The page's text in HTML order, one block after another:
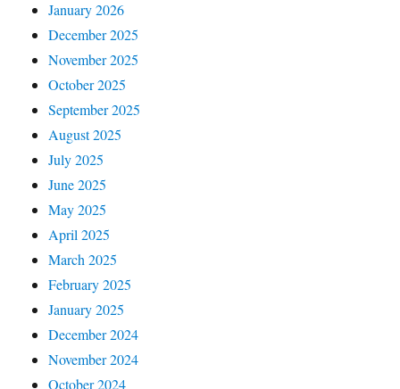
January 2026
December 2025
November 2025
October 2025
September 2025
August 2025
July 2025
June 2025
May 2025
April 2025
March 2025
February 2025
January 2025
December 2024
November 2024
October 2024